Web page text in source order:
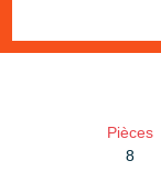
Pièces
8